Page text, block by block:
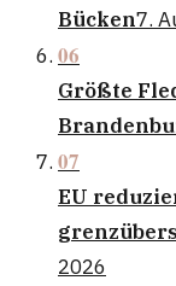
Bücken7.
06
Größte
07
EU
2026